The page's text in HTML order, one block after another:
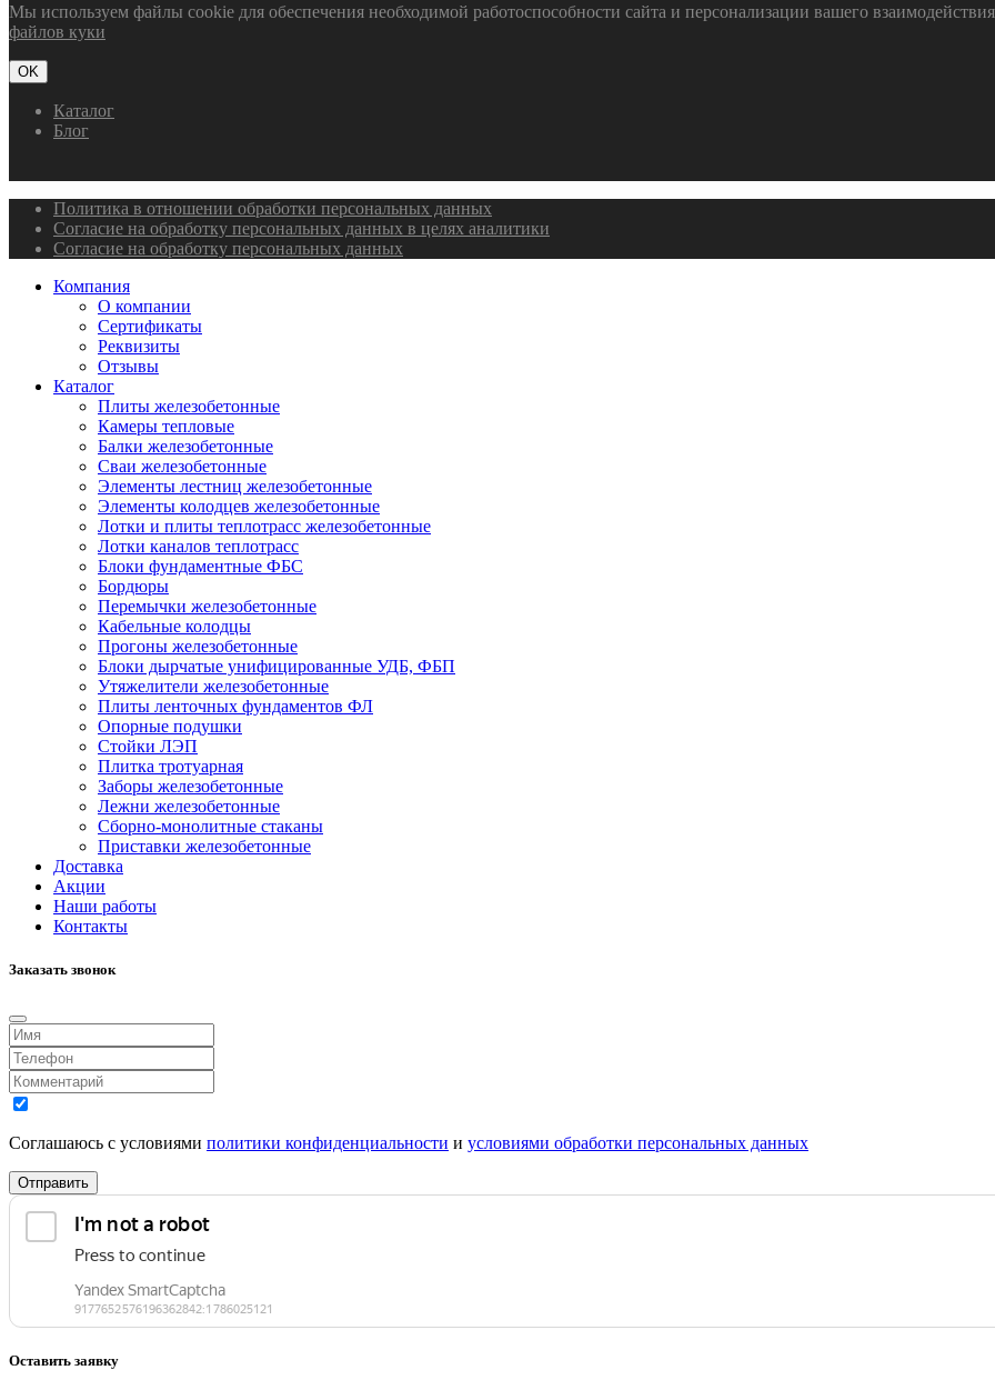
Мы используем файлы cookie для обеспечения необходимой работоспособности сайта и персонализации вашего
файлов куки
OK
Каталог
Блог
Политика в отношении обработки персональных данных
Согласие на обработку персональных данных в целях аналитики
Согласие на обработку персональных данных
Компания
О компании
Сертификаты
Реквизиты
Отзывы
Каталог
Плиты железобетонные
Камеры тепловые
Балки железобетонные
Сваи железобетонные
Элементы лестниц железобетонные
Элементы колодцев железобетонные
Лотки и плиты теплотрасс железобетонные
Лотки каналов теплотрасс
Блоки фундаментные ФБС
Бордюры
Перемычки железобетонные
Кабельные колодцы
Прогоны железобетонные
Блоки дырчатые унифицированные УДБ, ФБП
Утяжелители железобетонные
Плиты ленточных фундаментов ФЛ
Опорные подушки
Стойки ЛЭП
Плитка тротуарная
Заборы железобетонные
Лежни железобетонные
Сборно-монолитные стаканы
Приставки железобетонные
Доставка
Акции
Наши работы
Контакты
Заказать звонок
Соглашаюсь с условиями политики конфиденциальности и условиями обработки персональных данных
Отправить
Оставить заявку